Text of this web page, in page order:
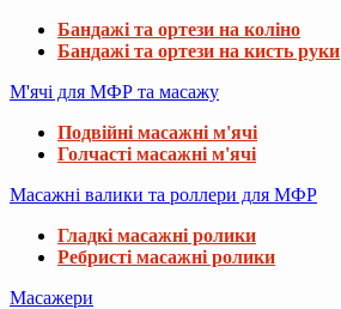
Бандажі та ортези на коліно
Бандажі та ортези на кисть руки
М'ячі для МФР та масажу
Подвійні масажні м'ячі
Голчасті масажні м'ячі
Масажні валики та роллери для МФР
Гладкі масажні ролики
Ребристі масажні ролики
Масажери